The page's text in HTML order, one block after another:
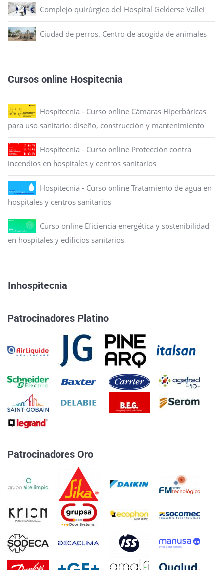
Complejo quirúrgico del Hospital Gelderse Vallei
Ciudad de perros. Centro de acogida de animales
Cursos online Hospitecnia
Hospitecnia - Curso online Cámaras Hiperbáricas
para uso sanitario: diseño, construcción y mantenimiento
Hospitecnia - Curso online Protección contra
incendios en hospitales y centros sanitarios
Hospitecnia - Curso online Tratamiento de agua en
hospitales y centros sanitarios
Curso online Eficiencia energética y sostenibilidad
en hospitales y edificios sanitarios
Inhospitecnia
Patrocinadores Platino
Patrocinadores Oro